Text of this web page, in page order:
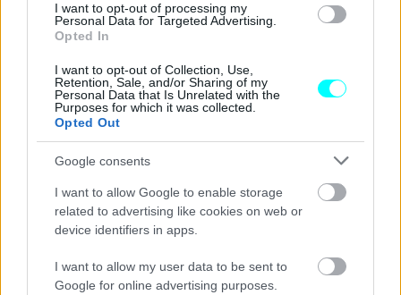
I want to opt-out of processing my
Personal Data for Targeted Advertising.
Opted In
I want to opt-out of Collection, Use,
Retention, Sale, and/or Sharing of my
Personal Data that Is Unrelated with the
Purposes for which it was collected.
Opted Out
Google consents
I want to allow Google to enable storage
related to advertising like cookies on web or
device identifiers in apps.
I want to allow my user data to be sent to
Google for online advertising purposes.
Ωστόσο περισσότερο ενδιαφέρον έχει το τρίτο μοντέλο,
έκδοση αυτή ξεχωρίζει με τον σκούρο κόκκινο εξωτερικό
της χρωματισμό,που εμπνέεται από την πασίγνωστη
ομώνυμη παραλία με την ηφαιστειακή άμμο στη
Σαντορίνη. Επίσης, φέρει μαύρη οροφή και ειδικής
σχεδίασης τροχούς 22 ιντσών.